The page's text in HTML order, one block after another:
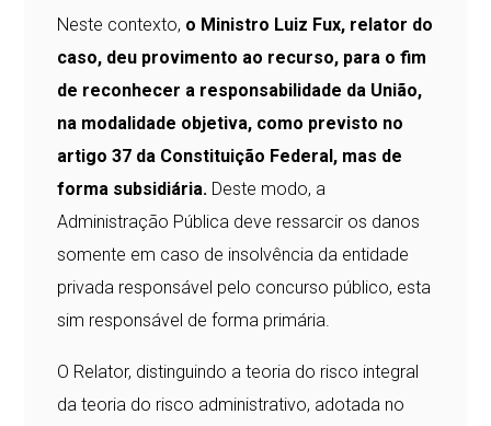
Neste contexto, o Ministro Luiz Fux, relator do
caso, deu provimento ao recurso, para o fim
de reconhecer a responsabilidade da União,
na modalidade objetiva, como previsto no
artigo 37 da Constituição Federal, mas de
forma subsidiária. Deste modo, a
Administração Pública deve ressarcir os danos
somente em caso de insolvência da entidade
privada responsável pelo concurso público, esta
sim responsável de forma primária.
O Relator, distinguindo a teoria do risco integral
da teoria do risco administrativo, adotada no